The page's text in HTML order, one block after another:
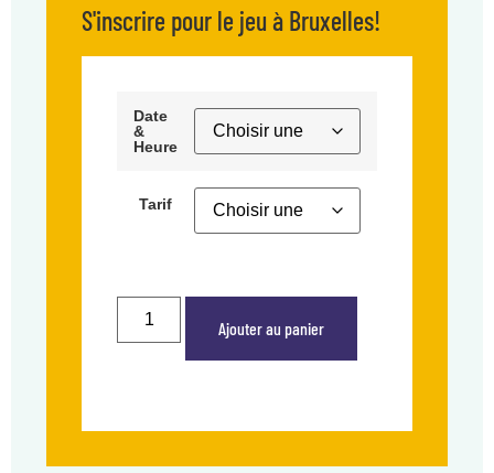
S'inscrire pour le jeu à Bruxelles!
Date
&
Heure
Tarif
Ajouter au panier